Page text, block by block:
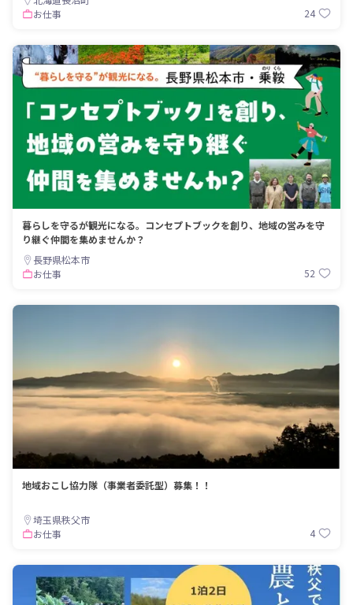
お仕事
24
暮らしを守るが観光になる。コンセプトブックを創り、地域の営みを守
り継ぐ仲間を集めませんか？
長野県松本市
お仕事
52
地域おこし協力隊（事業者委託型）募集！！
埼玉県秩父市
お仕事
4